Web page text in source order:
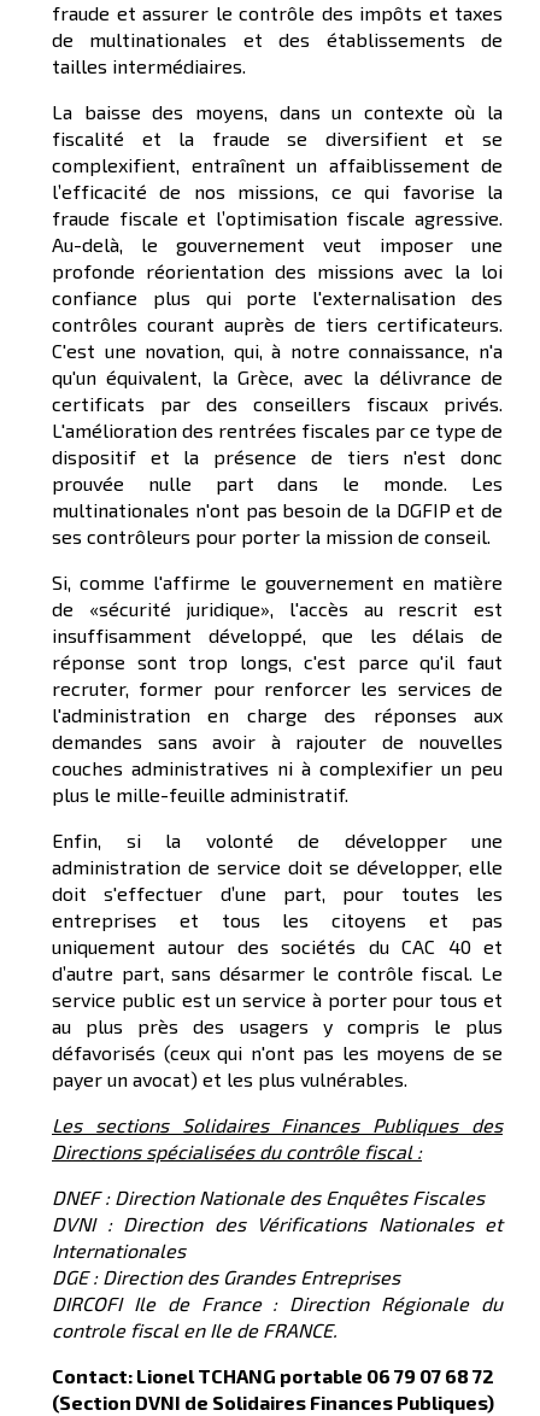
fraude et assurer le contrôle des impôts et taxes
de multinationales et des établissements de
tailles intermédiaires.
La baisse des moyens, dans un contexte où la
fiscalité et la fraude se diversifient et se
complexifient, entraînent un affaiblissement de
l’efficacité de nos missions, ce qui favorise la
fraude fiscale et l’optimisation fiscale agressive.
Au-delà, le gouvernement veut imposer une
profonde réorientation des missions avec la loi
confiance plus qui porte l'externalisation des
contrôles courant auprès de tiers certificateurs.
C'est une novation, qui, à notre connaissance, n'a
qu'un équivalent, la Grèce, avec la délivrance de
certificats par des conseillers fiscaux privés.
L'amélioration des rentrées fiscales par ce type de
dispositif et la présence de tiers n'est donc
prouvée nulle part dans le monde. Les
multinationales n'ont pas besoin de la DGFIP et de
ses contrôleurs pour porter la mission de conseil.
Si, comme l'affirme le gouvernement en matière
de «sécurité juridique», l'accès au rescrit est
insuffisamment développé, que les délais de
réponse sont trop longs, c'est parce qu'il faut
recruter, former pour renforcer les services de
l'administration en charge des réponses aux
demandes sans avoir à rajouter de nouvelles
couches administratives ni à complexifier un peu
plus le mille-feuille administratif.
Enfin, si la volonté de développer une
administration de service doit se développer, elle
doit s'effectuer d’une part, pour toutes les
entreprises et tous les citoyens et pas
uniquement autour des sociétés du CAC 40 et
d’autre part, sans désarmer le contrôle fiscal. Le
service public est un service à porter pour tous et
au plus près des usagers y compris le plus
défavorisés (ceux qui n'ont pas les moyens de se
payer un avocat) et les plus vulnérables.
Les sections Solidaires Finances Publiques des
Directions spécialisées du contrôle fiscal :
DNEF : Direction Nationale des Enquêtes Fiscales
DVNI : Direction des Vérifications Nationales et
Internationales
DGE : Direction des Grandes Entreprises
DIRCOFI Ile de France : Direction Régionale du
controle fiscal en Ile de FRANCE.
Contact: Lionel TCHANG portable 06 79 07 68 72
(Section DVNI de Solidaires Finances Publiques)